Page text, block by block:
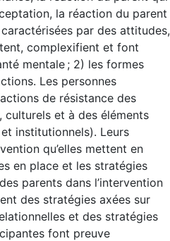
la réaction du parent
par des attitudes,
complexifient et font
mentale ; 2) les formes
Les personnes
de résistance des
et à des éléments
institutionnels). Leurs
qu’elles mettent en
en place et les stratégies
parents dans l’intervention
des stratégies axées sur
et des stratégies
font preuve